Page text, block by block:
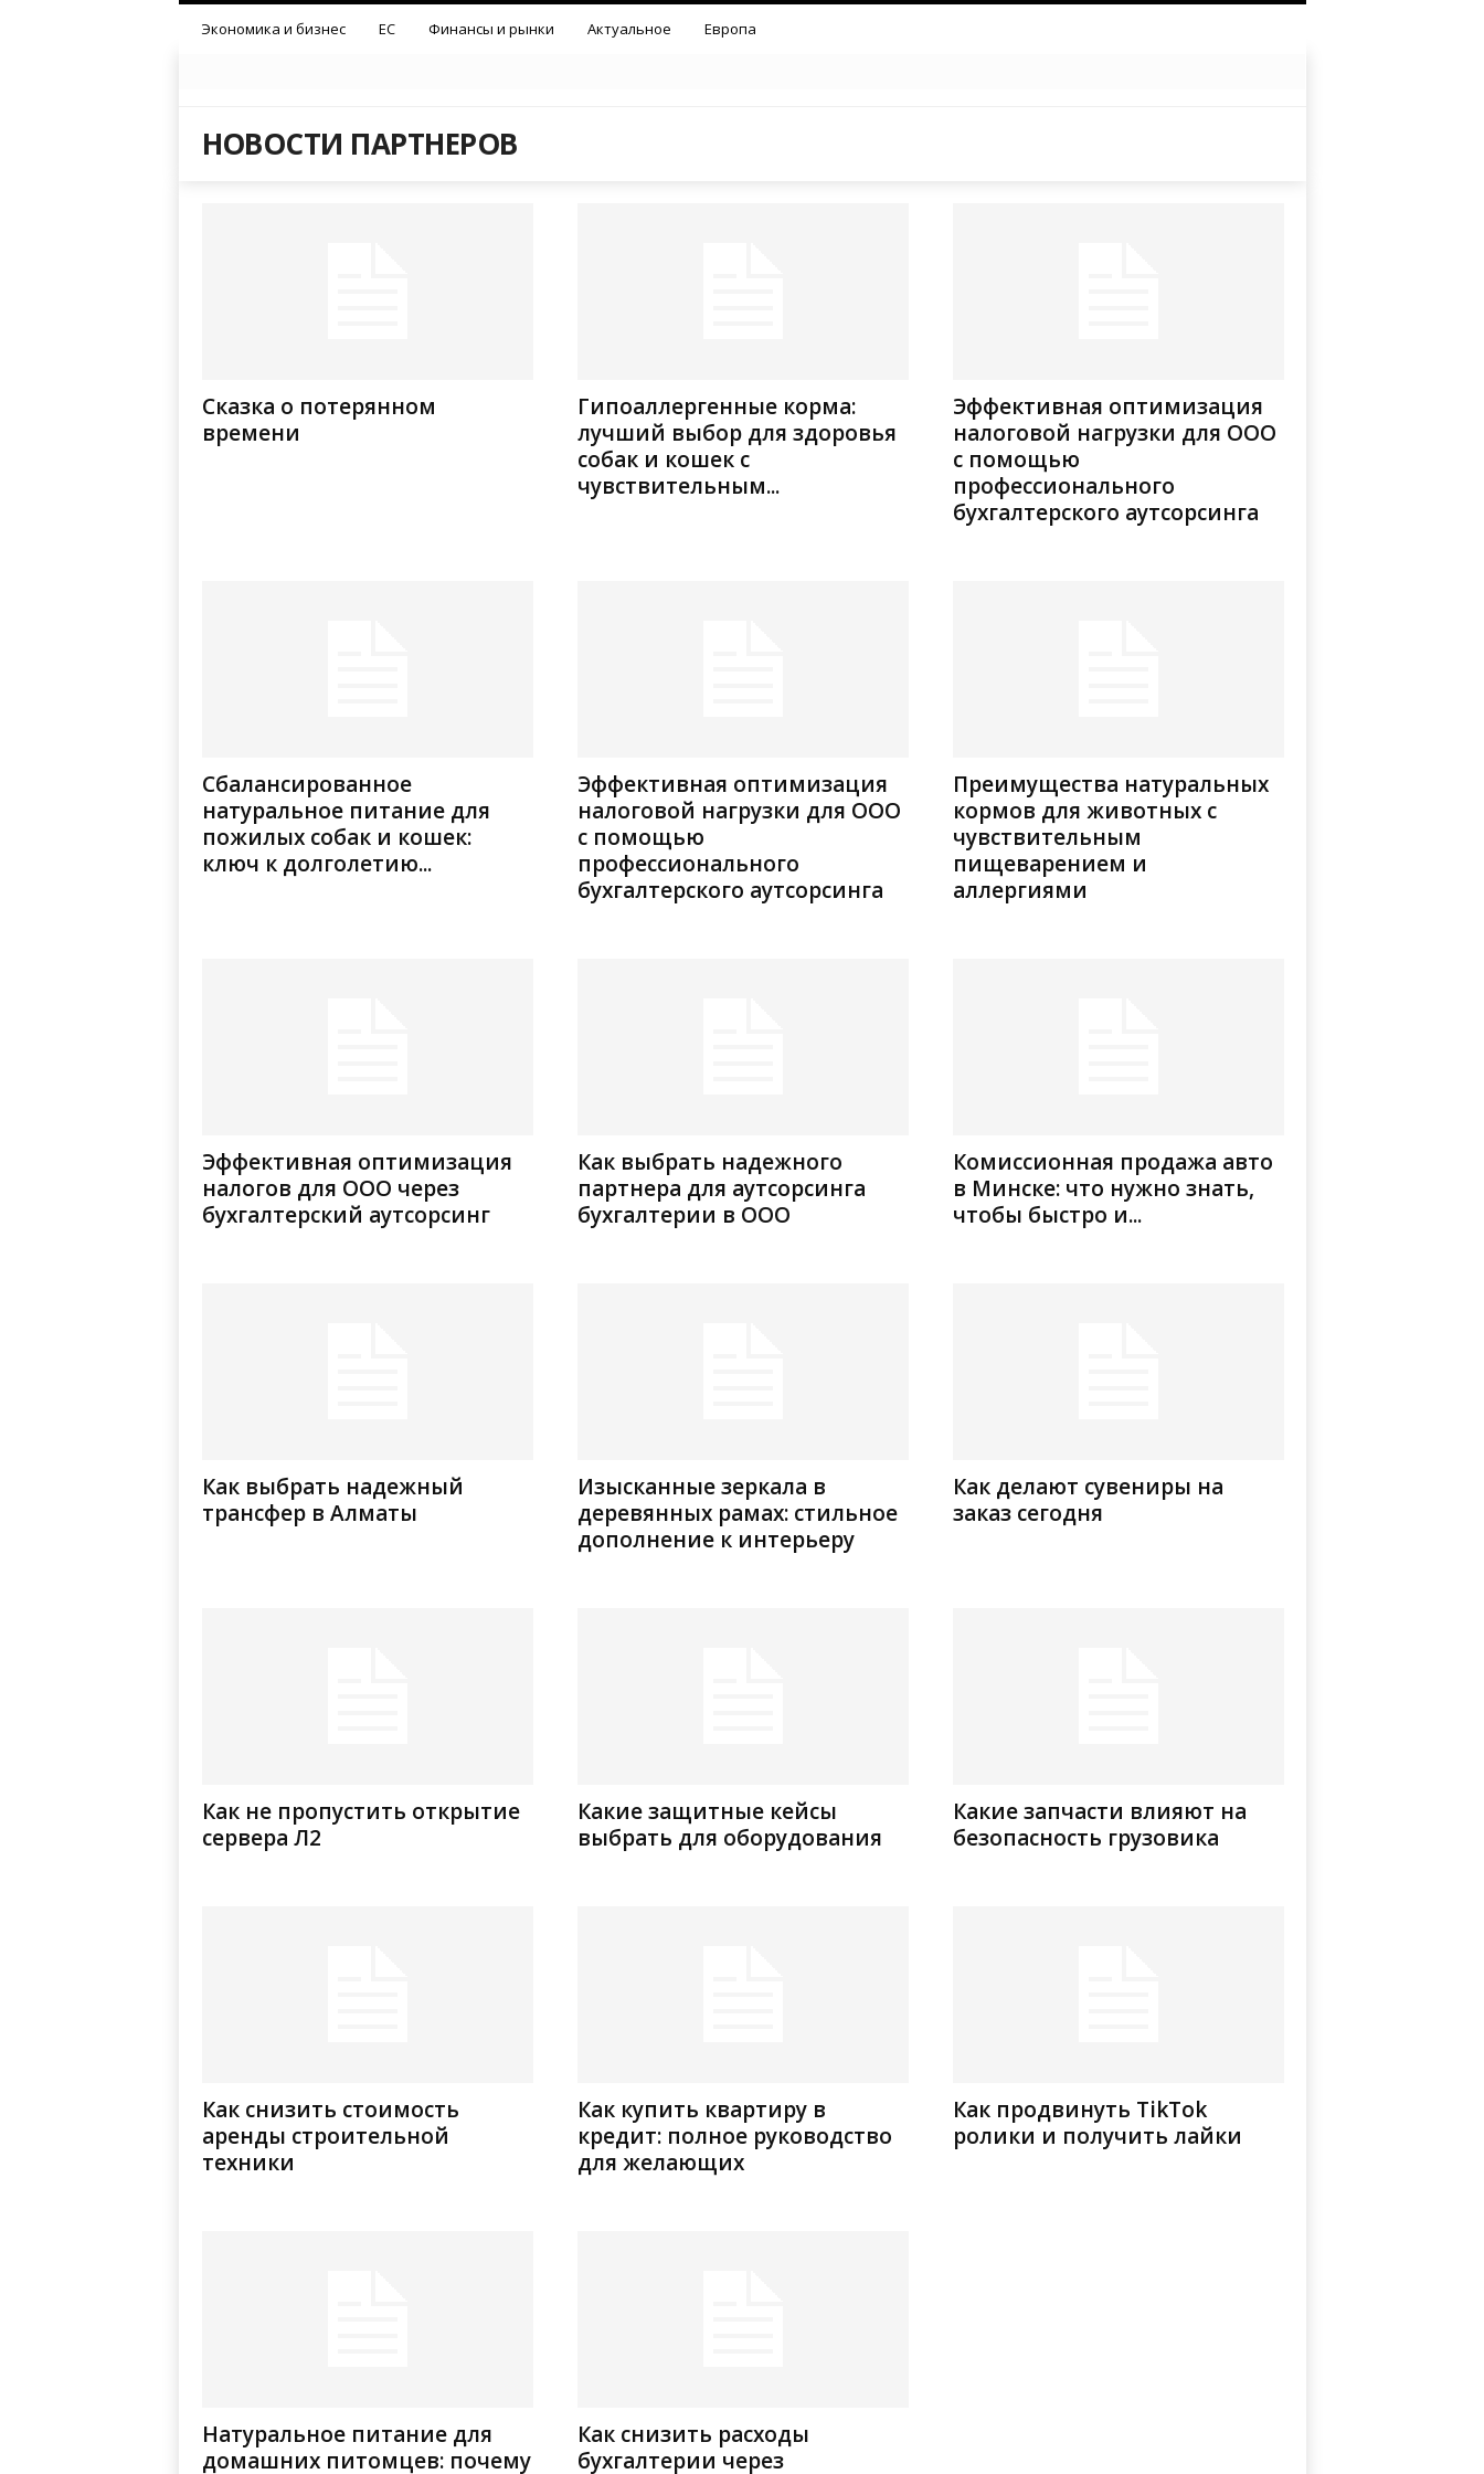
Экономика и бизнес ЕС Финансы и рынки Актуальное Европа
НОВОСТИ ПАРТНЕРОВ
Сказка о потерянном
времени
Гипоаллергенные корма:
лучший выбор для здоровья
собак и кошек с
чувствительным...
Эффективная оптимизация
налоговой нагрузки для ООО
с помощью
профессионального
бухгалтерского аутсорсинга
Сбалансированное
натуральное питание для
пожилых собак и кошек:
ключ к долголетию...
Эффективная оптимизация
налоговой нагрузки для ООО
с помощью
профессионального
бухгалтерского аутсорсинга
Преимущества натуральных
кормов для животных с
чувствительным
пищеварением и
аллергиями
Эффективная оптимизация
налогов для ООО через
бухгалтерский аутсорсинг
Как выбрать надежного
партнера для аутсорсинга
бухгалтерии в ООО
Комиссионная продажа авто
в Минске: что нужно знать,
чтобы быстро и...
Как выбрать надежный
трансфер в Алматы
Изысканные зеркала в
деревянных рамах: стильное
дополнение к интерьеру
Как делают сувениры на
заказ сегодня
Как не пропустить открытие
сервера Л2
Какие защитные кейсы
выбрать для оборудования
Какие запчасти влияют на
безопасность грузовика
Как снизить стоимость
аренды строительной
техники
Как купить квартиру в
кредит: полное руководство
для желающих
Как продвинуть TikTok
ролики и получить лайки
Натуральное питание для
домашних питомцев: почему
Как снизить расходы
бухгалтерии через